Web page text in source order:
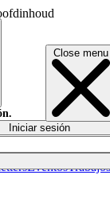
Close menu
EventosTrabajos
Iniciar sesión